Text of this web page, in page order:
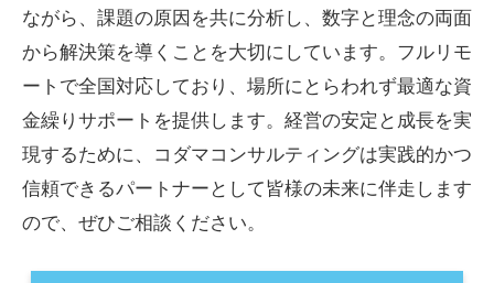
ながら、課題の原因を共に分析し、数字と理念の両面
から解決策を導くことを大切にしています。フルリモ
ートで全国対応しており、場所にとらわれず最適な資
金繰りサポートを提供します。経営の安定と成長を実
現するために、コダマコンサルティングは実践的かつ
信頼できるパートナーとして皆様の未来に伴走します
ので、ぜひご相談ください。